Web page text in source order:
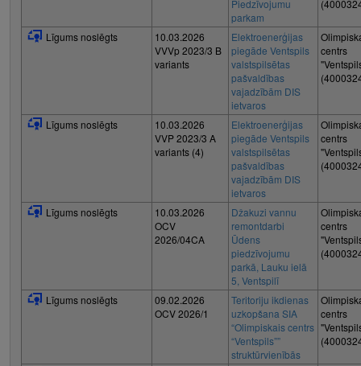
Piedzīvojumu
parkam
Līgums noslēgts
10.03.2026
VVVp 2023/3 B
variants
Elektroenerģijas
piegāde Ventspils
valstspilsētas
pašvaldības
vajadzībām DIS
ietvaros
centrs
Līgums noslēgts
10.03.2026
VVP 2023/3 A
variants (4)
Elektroenerģijas
piegāde Ventspils
valstspilsētas
pašvaldības
vajadzībām DIS
ietvaros
centrs
Līgums noslēgts
10.03.2026
OCV
2026/04CA
Džakuzi vannu
remontdarbi
Ūdens
piedzīvojumu
parkā, Lauku ielā
5, Ventspilī
centrs
Līgums noslēgts
09.02.2026
OCV 2026/1
Teritoriju ikdienas
uzkopšana SIA
“Olimpiskais centrs
“Ventspils””
struktūrvienībās
centrs